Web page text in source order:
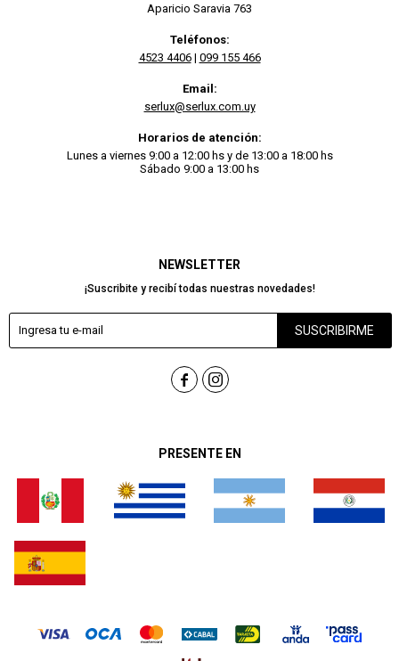
PRESENTE EN
NEWSLETTER
¡Suscribite y recibí todas nuestras novedades!
SUSCRIBIRME
 
Aparicio Saravia 763
Teléfonos:
4523 4406| 099 155 466
Email:
serlux@serlux.com.uy
Horarios de atención:
Lunes a viernes 9:00 a 12:00 hs y de 13:00 a 18:00 hs
Sábado 9:00 a 13:00 hs